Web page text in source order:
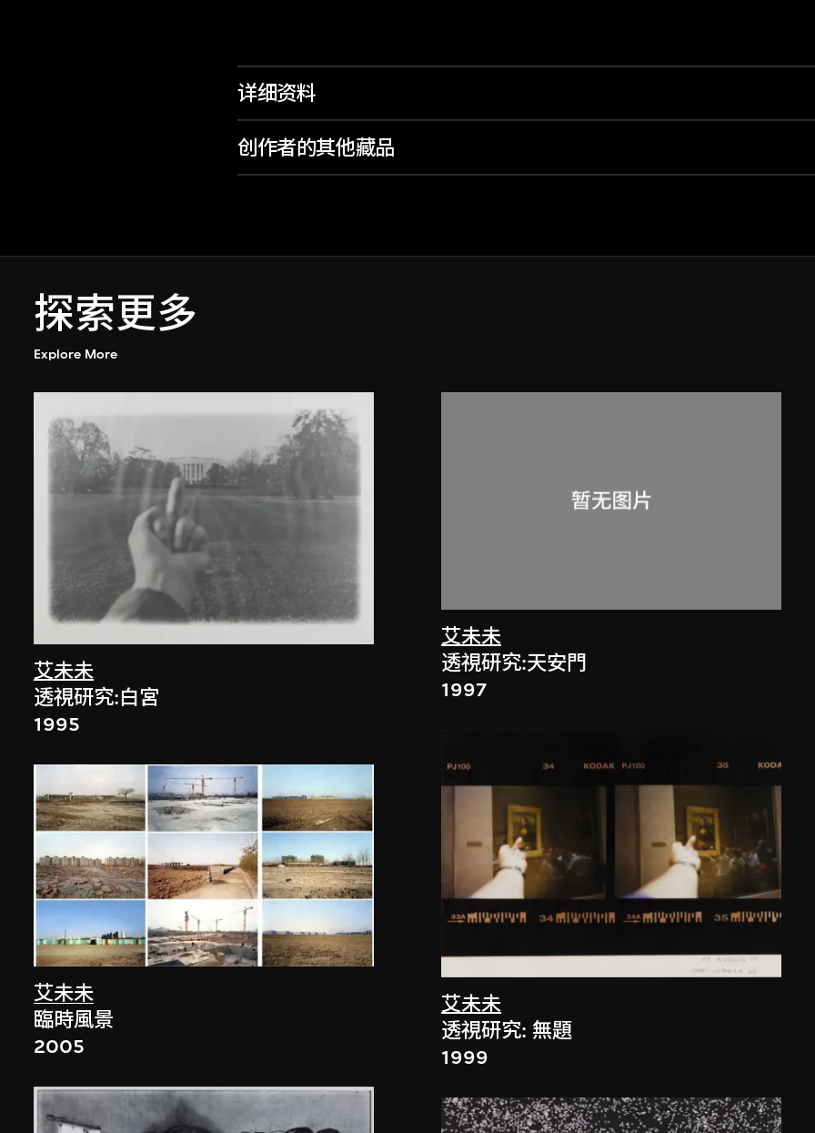
详细资料
创作者的其他藏品
探索更多
Explore More
艾未未
透視研究:白宮
1995
艾未未
臨時風景
2005
艾未未
透視研究:天安門
1997
艾未未
透視研究: 無題
1999